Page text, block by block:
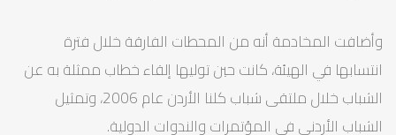
وأضافت المخادمة أنه من المحطات الفارقة خلال فترة
انتسابها في الهيئة، كانت حين توليها إلقاء خطاب ممثلة به عن
الشباب خلال ملتقى شباب كلنا الأردن عام 2006، وتمثيل
الشباب الأردني في المؤتمرات والندوات الدولية.